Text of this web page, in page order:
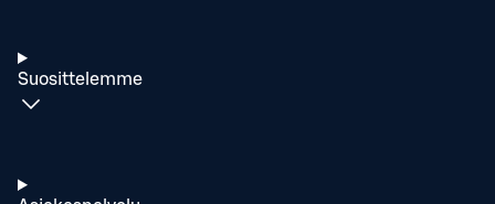
Suosittelemme